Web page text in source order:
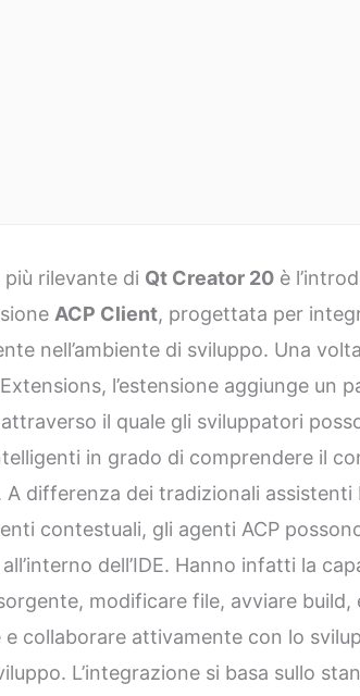
rilevante di Qt Creator 20 è
ACP Client, progettata per
nell’ambiente di sviluppo. Una
l’estensione aggiunge un
il quale gli sviluppatori
in grado di comprendere il
differenza dei tradizionali assistenti
contestuali, gli agenti ACP
dell’IDE. Hanno infatti la
modificare file, avviare build,
e collaborare attivamente con lo
L’integrazione si basa sullo